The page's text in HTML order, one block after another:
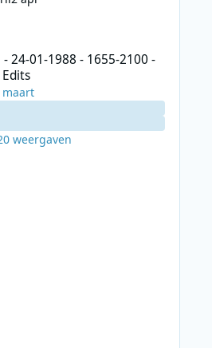
24-01-1988 - 1655-2100 -
maart
weergaven